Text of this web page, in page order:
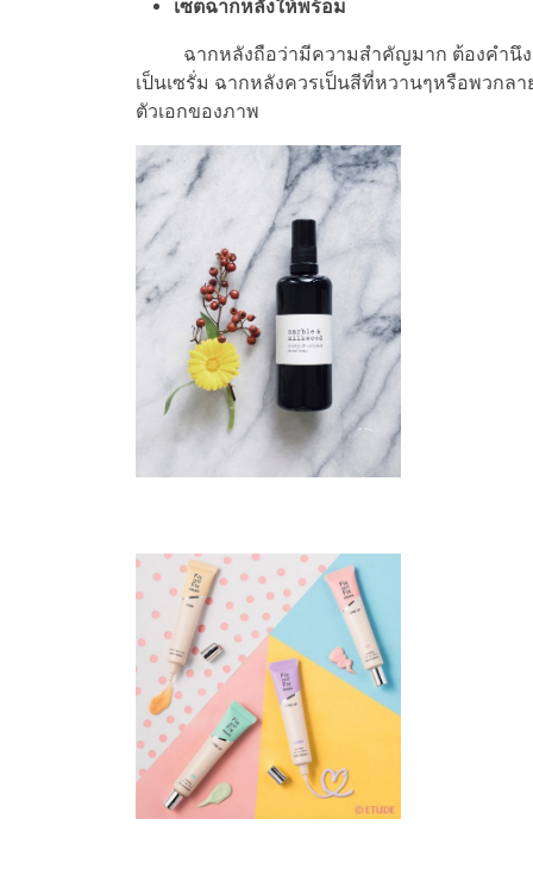
เซ็ตฉากหลังให้พร้อม
ฉากหลังถือว่ามีความสำคัญมาก ต้องคำนึงว่า
เป็นเซรั่ม ฉากหลังควรเป็นสีที่หวานๆหรือพวกล
ตัวเอกของภาพ